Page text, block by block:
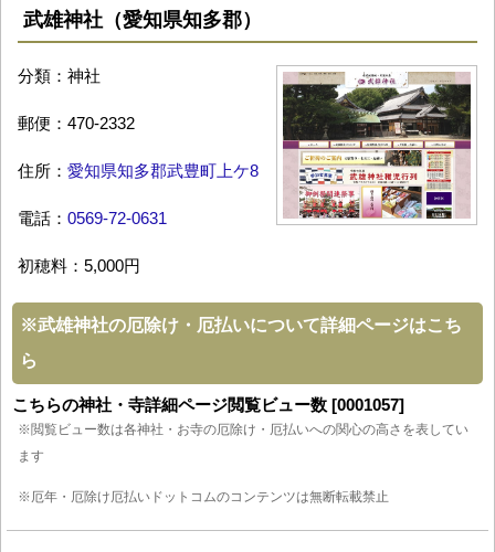
武雄神社（愛知県知多郡）
分類：神社
郵便：470-2332
住所： 愛知県知多郡武豊町上ケ8
電話： 0569-72-0631
初穂料：5,000円
※武雄神社の厄除け・厄払いについて詳細ページはこち
ら
こちらの神社・寺詳細ページ閲覧ビュー数 [0001057]
※閲覧ビュー数は各神社・お寺の厄除け・厄払いへの関心の高さを表してい
ます
※厄年・厄除け厄払いドットコムのコンテンツは無断転載禁止